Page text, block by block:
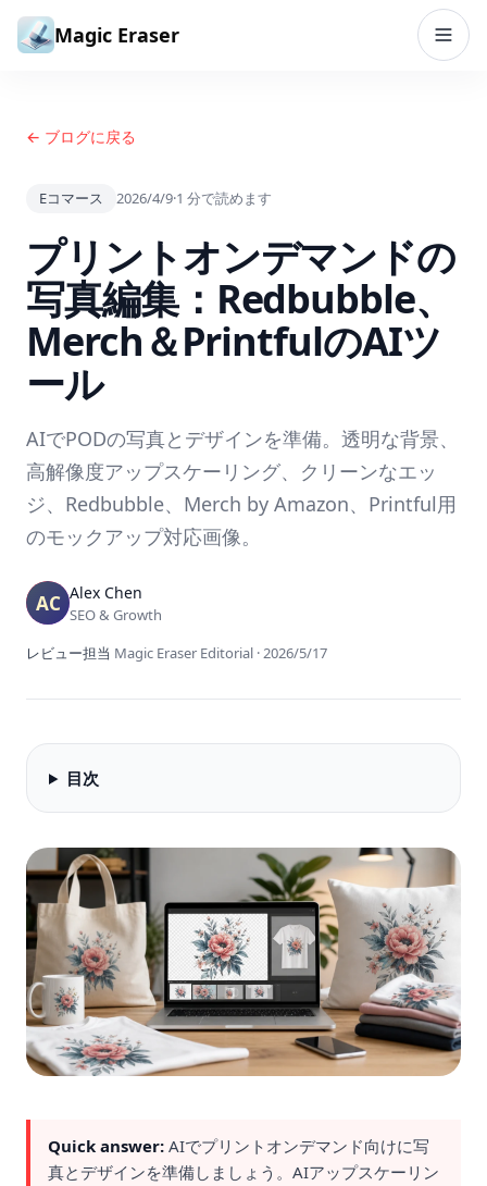
コンテンツへスキップ
Magic Eraser
← ブログに戻る
Eコマース 2026/4/9·1 分で読めます
プリントオンデマンドの
写真編集：Redbubble、
Merch＆PrintfulのAIツ
ール
AIでPODの写真とデザインを準備。透明な背景、
高解像度アップスケーリング、クリーンなエッ
ジ、Redbubble、Merch by Amazon、Printful用
のモックアップ対応画像。
Alex Chen
SEO & Growth
レビュー担当 Magic Eraser Editorial ·2026/5/17
目次
Quick answer: AIでプリントオンデマンド向けに写
真とデザインを準備しましょう。AIアップスケーリン